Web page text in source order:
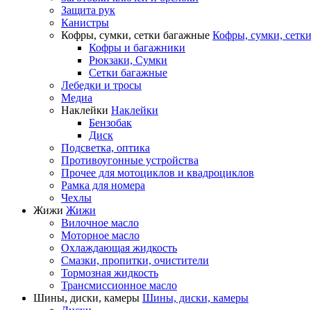
Защита рук
Канистры
Кофры, сумки, сетки багажные Кофры, сумки,
Кофры и багажники
Рюкзаки, Сумки
Сетки багажные
Лебедки и тросы
Медиа
Наклейки Наклейки
Бензобак
Диск
Подсветка, оптика
Противоугонные устройства
Прочее для мотоциклов и квадроциклов
Рамка для номера
Чехлы
Жижи Жижи
Вилочное масло
Моторное масло
Охлаждающая жидкость
Смазки, пропитки, очистители
Тормозная жидкость
Трансмиссионное масло
Шины, диски, камеры Шины, диски, камеры